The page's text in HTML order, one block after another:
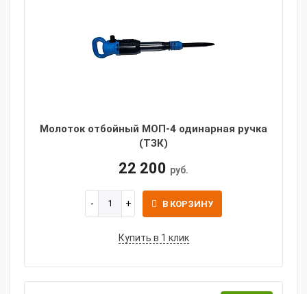
Молоток отбойный МОП-4 одинарная ручка
(ТЗК)
22 200 руб.
В КОРЗИНУ
Купить в 1 клик